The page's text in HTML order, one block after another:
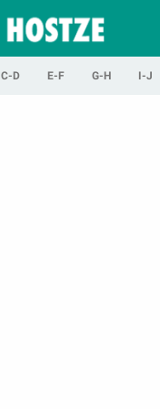
C-D E-F G-H I-J